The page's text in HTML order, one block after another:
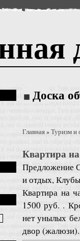
Доска
Главная»Туризм и
Квартира
Предложение
и отдых,
Квартира на
1500 руб. .
нет унылых
двор